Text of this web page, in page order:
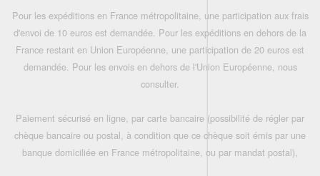
Pour les expéditions en France métropolitaine, une participation aux frais
d'envoi de 10 euros est demandée. Pour les expéditions en dehors de la
France restant en Union Européenne, une participation de 20 euros est
demandée. Pour les envois en dehors de l'Union Européenne, nous
consulter.
Paiement sécurisé en ligne, par carte bancaire (possibilité de régler par
chèque bancaire ou postal, à condition que ce chèque soit émis par une
banque domiciliée en France métropolitaine, ou par mandat postal),